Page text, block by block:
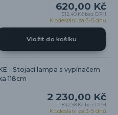
620,00 Kč
512,40 Kč bez DPH
K odeslání za 3-5 dnů
Vložit do košíku
- Stojací lampa s vypínačem
118cm
2 230,00 Kč
1 842,98 Kč bez DPH
K odeslání za 3-5 dnů